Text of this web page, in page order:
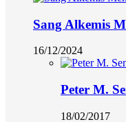
Sang Alkemis
16/12/2024
Peter M.
18/02/2017